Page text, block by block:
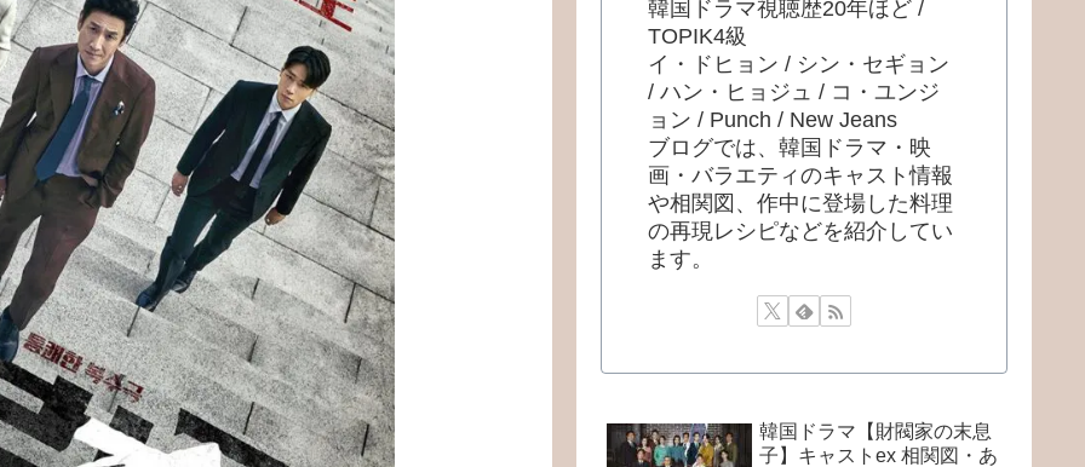
韓国ドラマ視聴歴20年ほど /
TOPIK4級
イ・ドヒョン / シン・セギョン
/ ハン・ヒョジュ / コ・ユンジ
ョン / Punch / New Jeans
ブログでは、韓国ドラマ・映
画・バラエティのキャスト情報
や相関図、作中に登場した料理
の再現レシピなどを紹介してい
ます。
韓国ドラマ【財閥家の末息
子】キャストex 相関図・あ